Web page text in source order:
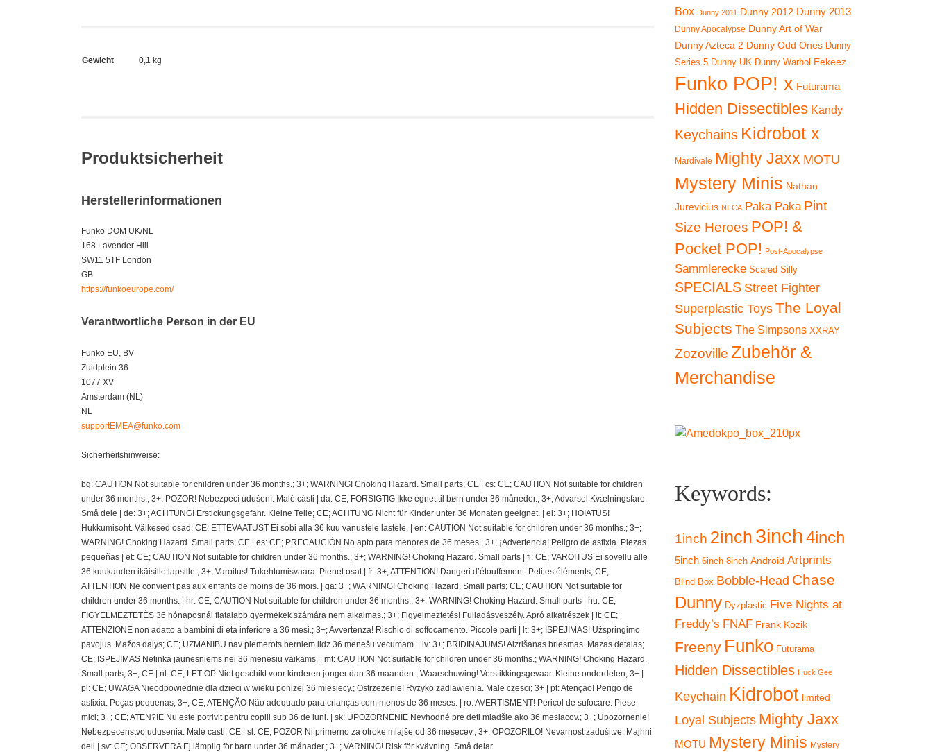
Gewicht 0,1 kg
Produktsicherheit
Herstellerinformationen
Funko DOM UK/NL
168 Lavender Hill
SW11 5TF London
GB
https://funkoeurope.com/
Verantwortliche Person in der EU
Funko EU, BV
Zuidplein 36
1077 XV
Amsterdam (NL)
NL
supportEMEA@funko.com
Sicherheitshinweise:
bg: CAUTION Not suitable for children under 36 months.; 3+; WARNING! Choking Hazard. Small parts; CE | cs: CE; CAUTION Not suitable for children
under 36 months.; 3+; POZOR! Nebezpecí udušení. Malé cásti | da: CE; FORSIGTIG Ikke egnet til børn under 36 måneder.; 3+; Advarsel Kvælningsfare.
Små dele | de: 3+; ACHTUNG! Erstickungsgefahr. Kleine Teile; CE; ACHTUNG Nicht für Kinder unter 36 Monaten geeignet. | el: 3+; HOIATUS!
Hukkumisoht. Väikesed osad; CE; ETTEVAATUST Ei sobi alla 36 kuu vanustele lastele. | en: CAUTION Not suitable for children under 36 months.; 3+;
WARNING! Choking Hazard. Small parts; CE | es: CE; PRECAUCIÓN No apto para menores de 36 meses.; 3+; ¡Advertencia! Peligro de asfixia. Piezas
pequeñas | et: CE; CAUTION Not suitable for children under 36 months.; 3+; WARNING! Choking Hazard. Small parts | fi: CE; VAROITUS Ei sovellu alle
36 kuukauden ikäisille lapsille.; 3+; Varoitus! Tukehtumisvaara. Pienet osat | fr: 3+; ATTENTION! Dangeri d’étouffement. Petites éléments; CE;
ATTENTION Ne convient pas aux enfants de moins de 36 mois. | ga: 3+; WARNING! Choking Hazard. Small parts; CE; CAUTION Not suitable for
children under 36 months. | hr: CE; CAUTION Not suitable for children under 36 months.; 3+; WARNING! Choking Hazard. Small parts | hu: CE;
FIGYELMEZTETÉS 36 hónaposnál fiatalabb gyermekek számára nem alkalmas.; 3+; Figyelmeztetés! Fulladásveszély. Apró alkatrészek | it: CE;
ATTENZIONE non adatto a bambini di età inferiore a 36 mesi.; 3+; Avvertenza! Rischio di soffocamento. Piccole parti | lt: 3+; ISPEJIMAS! Užspringimo
pavojus. Mažos dalys; CE; UZMANIBU nav piemerots berniem lidz 36 menešu vecumam. | lv: 3+; BRIDINAJUMS! Aizrišanas briesmas. Mazas detalas;
CE; ISPEJIMAS Netinka jaunesniems nei 36 menesiu vaikams. | mt: CAUTION Not suitable for children under 36 months.; WARNING! Choking Hazard.
Small parts; 3+; CE | nl: CE; LET OP Niet geschikt voor kinderen jonger dan 36 maanden.; Waarschuwing! Verstikkingsgevaar. Kleine onderdelen; 3+ |
pl: CE; UWAGA Nieodpowiednie dla dzieci w wieku ponizej 36 miesiecy.; Ostrzezenie! Ryzyko zadlawienia. Male czesci; 3+ | pt: Atençao! Perigo de
asfixia. Peças pequenas; 3+; CE; ATENÇÃO Não adequado para crianças com menos de 36 meses. | ro: AVERTISMENT! Pericol de sufocare. Piese
mici; 3+; CE; ATEN?IE Nu este potrivit pentru copiii sub 36 de luni. | sk: UPOZORNENIE Nevhodné pre deti mladšie ako 36 mesiacov.; 3+; Upozornenie!
Nebezpecenstvo udusenia. Malé casti; CE | sl: CE; POZOR Ni primerno za otroke mlajše od 36 mesecev.; 3+; OPOZORILO! Nevarnost zadušitve. Majhni
deli | sv: CE; OBSERVERA Ej lämplig för barn under 36 månader.; 3+; VARNING! Risk för kvävning. Små delar
Box Dunny 2011 Dunny 2012 Dunny 2013
Dunny Apocalypse Dunny Art of War
Dunny Azteca 2 Dunny Odd Ones Dunny
Series 5 Dunny UK Dunny Warhol Eekeez
Funko POP! x Futurama
Hidden Dissectibles Kandy
Keychains Kidrobot x
Mardivale Mighty Jaxx MOTU
Mystery Minis Nathan
Jurevicius NECA Paka Paka Pint
Size Heroes POP! &
Pocket POP! Post-Apocalypse
Sammlerecke Scared Silly
SPECIALS Street Fighter
Superplastic ToysThe Loyal
Subjects The Simpsons XXRAY
Zozoville Zubehör &
Merchandise
Keywords:
1inch 2inch 3inch4inch
5inch 6inch 8inch Android Artprints
Blind Box Bobble-Head Chase
Dunny Dyzplastic Five Nights at
Freddy’s FNAF Frank Kozik
Freeny Funko Futurama
Hidden Dissectibles Huck Gee
Keychain Kidrobot limited
Loyal Subjects Mighty Jaxx
MOTU Mystery Minis Mystery